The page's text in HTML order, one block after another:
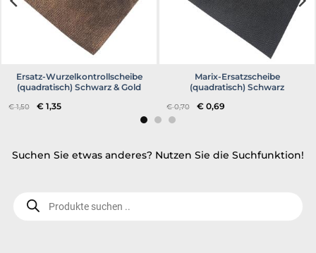
Ersatz-Wurzelkontrollscheibe
(quadratisch) Schwarz & Gold
€1,50 Ursprünglicher
Preis
€ 1,35Aktueller
Marix-Ersatzscheibe
(quadratisch) Schwarz
€0,70 Ursprünglicher
Preis
€ 0,69
Suchen Sie etwas anderes? Nutzen Sie die Suchfunktion!